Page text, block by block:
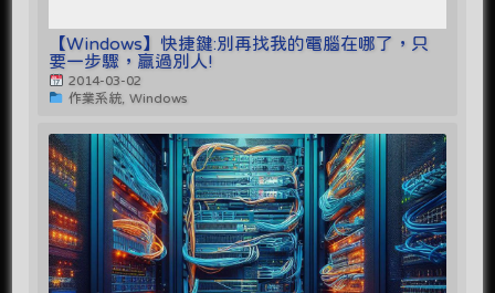
【Windows】快捷鍵:別再找我的電腦在哪了，只
要一步驟，贏過別人!
2014-03-02
作業系統, Windows